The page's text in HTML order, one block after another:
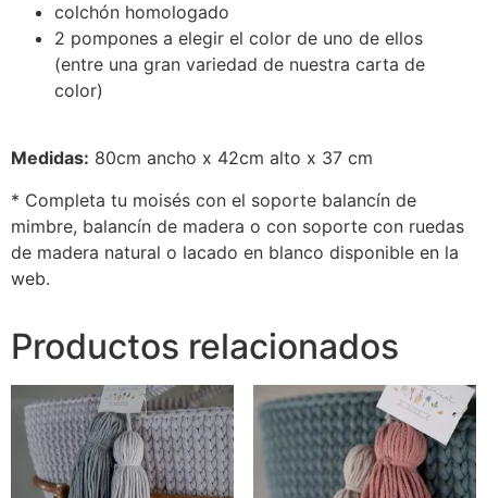
colchón homologado
2 pompones a elegir el color de uno de ellos
(entre una gran variedad de nuestra carta de
color)
Medidas: 80cm ancho x 42cm alto x 37 cm
* Completa tu moisés con el soporte balancín de
mimbre, balancín de madera o con soporte con ruedas
de madera natural o lacado en blanco disponible en la
web.
Productos relacionados